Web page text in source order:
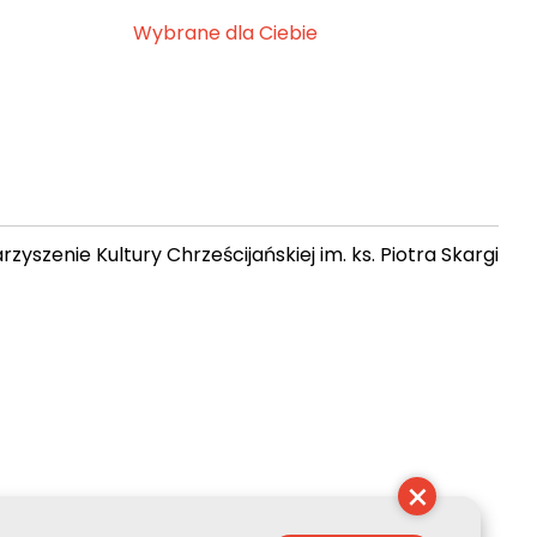
Wybrane dla Ciebie
Kultury Chrześcijańskiej im. ks. Piotra Skargi
×